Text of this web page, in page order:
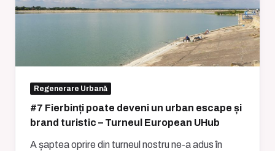
Regenerare Urbană
#7 Fierbinți poate deveni un urban escape și
brand turistic – Turneul European UHub
A șaptea oprire din turneul nostru ne-a adus în